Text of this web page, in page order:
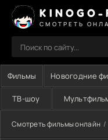
KINOGO-
СМОТРЕТЬ
Фильмы Новогодние
ТВ-шоу
Смотреть фильмы онлайн